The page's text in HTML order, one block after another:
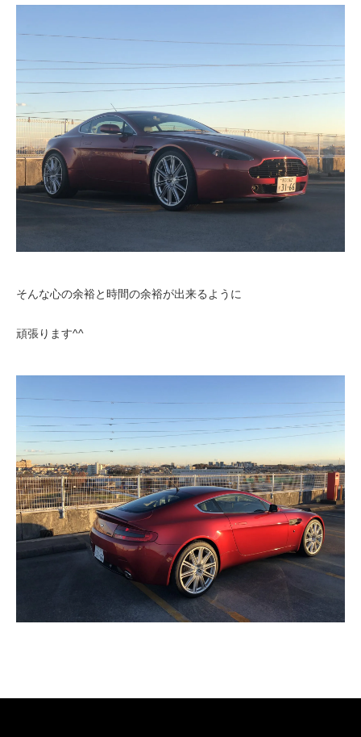
そんな心の余裕と時間の余裕が出来るように
頑張ります^^